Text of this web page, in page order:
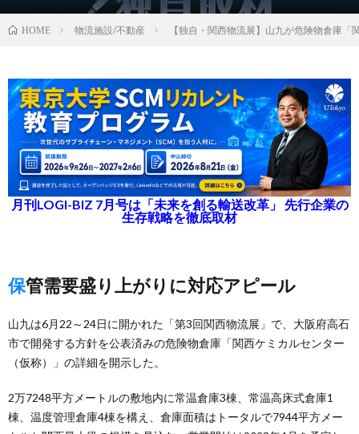
HOME 物流施設/不動産 【独自・関西物流展】山九が危険物倉庫
月刊LOGI-BIZ 7月号は「未来を創る輸送改革」 先行企業の
生存戦略を徹底取材
保管需要盛り上がりに対応アピール
山九は6月22～24日に開かれた「第3回関西物流展」で、大阪府高石
市で開発する方針を公表済みの危険物倉庫「関西ケミカルセンター
（仮称）」の詳細を開示した。
2万7248平方メートルの敷地内に常温倉庫3棟、常温高床式倉庫1
棟、温度管理倉庫4棟を構え、倉庫面積はトータルで7944平方メー